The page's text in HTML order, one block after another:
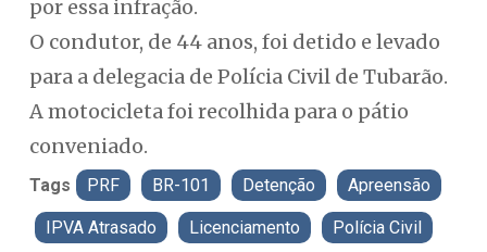
por essa infração.
O condutor, de 44 anos, foi detido e levado
para a delegacia de Polícia Civil de Tubarão.
A motocicleta foi recolhida para o pátio
conveniado.
Tags PRF BR-101 Detenção Apreensão
IPVA Atrasado Licenciamento Polícia Civil